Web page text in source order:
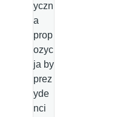
yczn
a
prop
ozyc
ja by
prez
yde
nci